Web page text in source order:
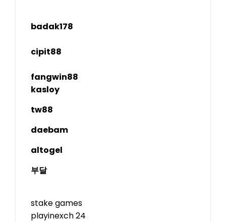
badak178
cipit88
fangwin88
kasloy
tw88
daebam
altogel
부달
stake games
playinexch 24